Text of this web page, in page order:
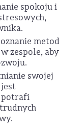
spokoju i
metod
zespole, aby
swojej
potrafi